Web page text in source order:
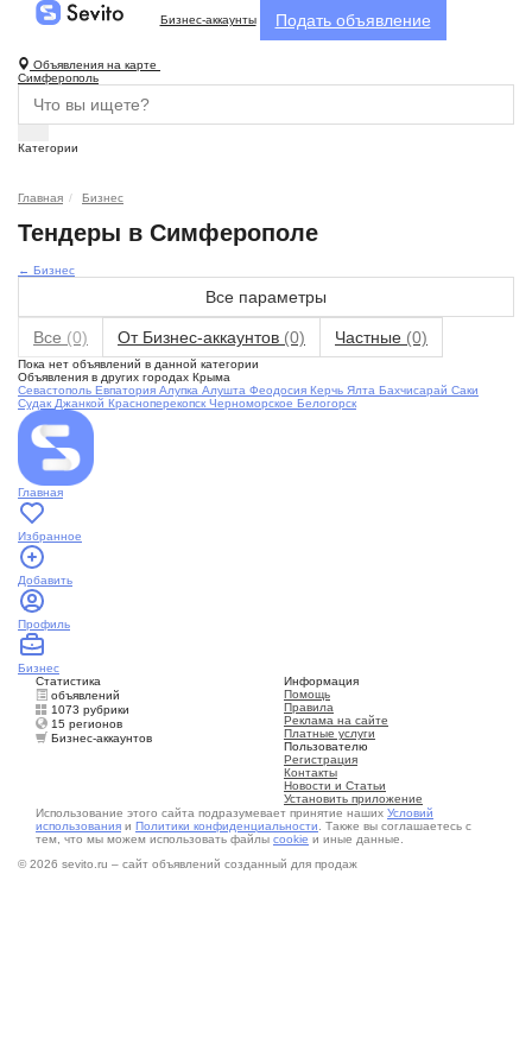
Бизнес-аккаунты Подать объявление
Объявления на карте
Симферополь
Категории
Главная Бизнес
Тендеры в Симферополе
← Бизнес
Все параметры
Все (0) От Бизнес-аккаунтов (0) Частные (0)
Пока нет объявлений в данной категории
Объявления в других городах Крыма
Севастополь Евпатория Алупка Алушта Феодосия Керчь Ялта Бахчисарай Саки
Судак Джанкой Красноперекопск Черноморское Белогорск
Главная
Избранное
Добавить
Профиль
Бизнес
Статистика
объявлений
1073 рубрики
15 регионов
Бизнес-аккаунтов
Информация
Помощь
Правила
Реклама на сайте
Платные услуги
Пользователю
Регистрация
Контакты
Новости и Статьи
Установить приложение
Использование этого сайта подразумевает принятие наших Условий
использования и Политики конфиденциальности . Также вы соглашаетесь с
тем, что мы можем использовать файлы cookie и иные данные.
© 2026 sevito.ru – сайт объявлений созданный для продаж